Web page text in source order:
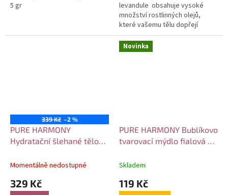
5 gr
levandule obsahuje vysoké
množství rostlinných olejů,
které vašemu tělu dopřejí
maximální hydrataci.
339 Kč –2 %
PURE HARMONY
Hydratační šlehané tělové
Momentálně nedostupné
329 Kč
Novinka
PURE HARMONY Bublíkovo
tvarovací mýdlo fialová -
Skladem
119 Kč